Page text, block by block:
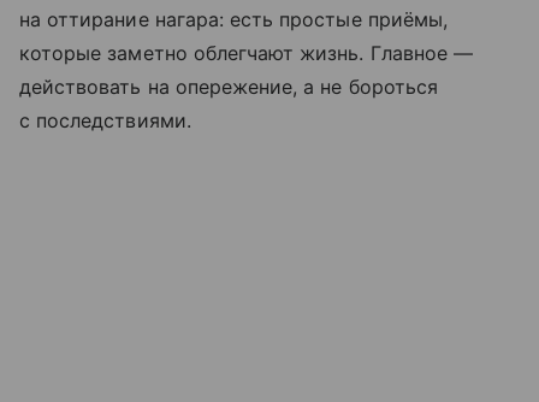
на оттирание нагара: есть простые приёмы,
которые заметно облегчают жизнь. Главное —
действовать на опережение, а не бороться
с последствиями.